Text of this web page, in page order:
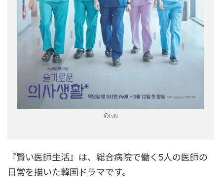
©tvN
『賢い医師生活』は、総合病院で働く5人の医師の
日常を描いた韓国ドラマです。